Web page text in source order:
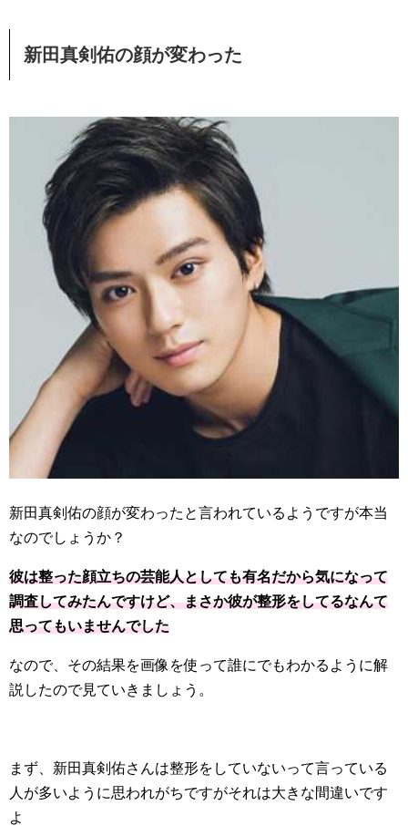
新田真剣佑の顔が変わった
新田真剣佑の顔が変わったと言われているようですが本当
なのでしょうか？
彼は整った顔立ちの芸能人としても有名だから気になって
調査してみたんですけど、まさか彼が整形をしてるなんて
思ってもいませんでした
なので、その結果を画像を使って誰にでもわかるように解
説したので見ていきましょう。
まず、新田真剣佑さんは整形をしていないって言っている
人が多いように思われがちですがそれは大きな間違いです
よ